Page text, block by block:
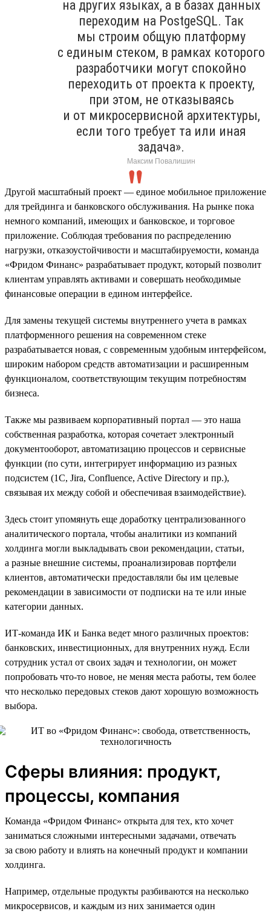
на других языках, а в базах данных
переходим на PostgeSQL. Так
мы строим общую платформу
с единым стеком, в рамках которого
разработчики могут спокойно
переходить от проекта к проекту,
при этом, не отказываясь
и от микросервисной архитектуры,
если того требует та или иная
задача».
Максим Повалишин
Другой масштабный проект — единое мобильное приложение
для трейдинга и банковского обслуживания. На рынке пока
немного компаний, имеющих и банковское, и торговое
приложение. Соблюдая требования по распределению
нагрузки, отказоустойчивости и масштабируемости, команда
«Фридом Финанс» разрабатывает продукт, который позволит
клиентам управлять активами и совершать необходимые
финансовые операции в едином интерфейсе.
Для замены текущей системы внутреннего учета в рамках
платформенного решения на современном стеке
разрабатывается новая, с современным удобным интерфейсом,
широким набором средств автоматизации и расширенным
функционалом, соответствующим текущим потребностям
бизнеса.
Также мы развиваем корпоративный портал — это наша
собственная разработка, которая сочетает электронный
документооборот, автоматизацию процессов и сервисные
функции (по сути, интегрирует информацию из разных
подсистем (1С, Jira, Confluence, Active Directory и пр.),
связывая их между собой и обеспечивая взаимодействие).
Здесь стоит упомянуть еще доработку централизованного
аналитического портала, чтобы аналитики из компаний
холдинга могли выкладывать свои рекомендации, статьи,
а разные внешние системы, проанализировав портфели
клиентов, автоматически предоставляли бы им целевые
рекомендации в зависимости от подписки на те или иные
категории данных.
ИТ-команда ИК и Банка ведет много различных проектов:
банковских, инвестиционных, для внутренних нужд. Если
сотрудник устал от своих задач и технологии, он может
попробовать что-то новое, не меняя места работы, тем более
что несколько передовых стеков дают хорошую возможность
выбора.
Сферы влияния: продукт,
процессы, компания
Команда «Фридом Финанс» открыта для тех, кто хочет
заниматься сложными интересными задачами, отвечать
за свою работу и влиять на конечный продукт и компании
холдинга.
Например, отдельные продукты разбиваются на несколько
микросервисов, и каждым из них занимается один